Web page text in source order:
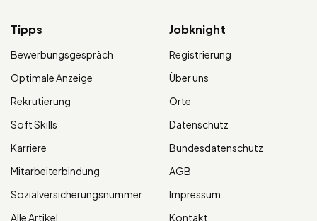
Tipps
Bewerbungsgespräch
Optimale Anzeige
Rekrutierung
Soft Skills
Karriere
Mitarbeiterbindung
Sozialversicherungsnummer
Alle Artikel
Jobknight
Registrierung
Über uns
Orte
Datenschutz
Bundesdatenschutz
AGB
Impressum
Kontakt